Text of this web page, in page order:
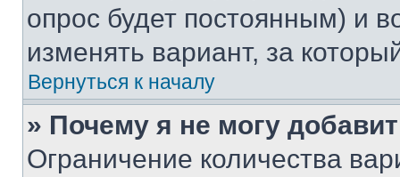
опрос будет постоянным) и
изменять вариант, за
Вернуться к началу
» Почему я не могу
Ограничение количества